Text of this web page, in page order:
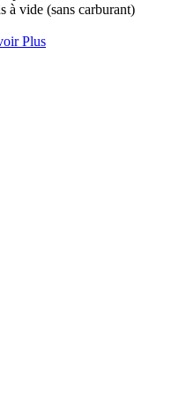
à vide (sans carburant)
Plus